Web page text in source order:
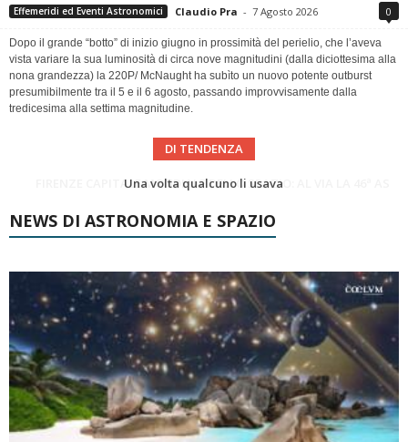
Effemeridi ed Eventi Astronomici Claudio Pra - 7 Agosto 2026 0
Dopo il grande “botto” di inizio giugno in prossimità del perielio, che l’aveva
vista variare la sua luminosità di circa nove magnitudini (dalla diciottesima alla
nona grandezza) la 220P/ McNaught ha subìto un nuovo potente outburst
presumibilmente tra il 5 e il 6 agosto, passando improvvisamente dalla
tredicesima alla settima magnitudine.
DI TENDENZA
Cielo del Mese di Agosto 2026
NEWS DI ASTRONOMIA E SPAZIO